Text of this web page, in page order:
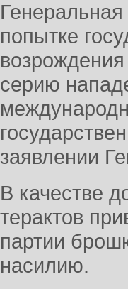
попытке
серию
заявлении
В качестве
терактов
партии
насилию.